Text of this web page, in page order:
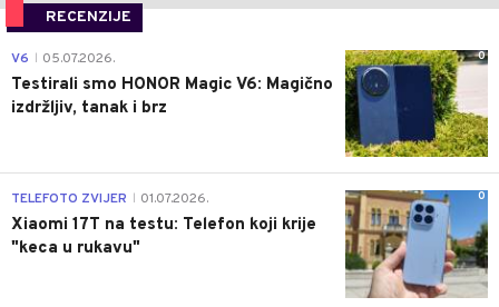
RECENZIJE
0
V6 05.07.2026.
Testirali smo HONOR Magic V6: Magično
izdržljiv, tanak i brz
0
TELEFOTO ZVIJER 01.07.2026.
Xiaomi 17T na testu: Telefon koji krije
"keca u rukavu"